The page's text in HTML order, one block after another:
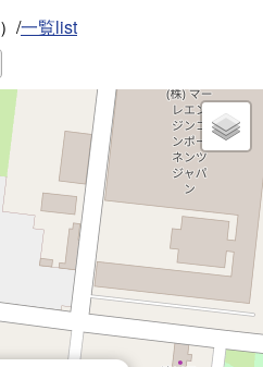
）/一覧list